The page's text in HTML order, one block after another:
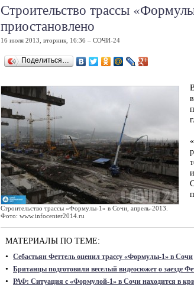
Строительство трассы
приостановлено
16 июля 2013, вторник, 16:36 – СОЧИ-24
Поделиться…
Строительство трассы «Формулы-1» в Сочи, апрель-2013.
Фото: www.infocenter2014.ru
МАТЕРИАЛЫ ПО ТЕМЕ:
• Себастьян Феттель оценил трассу «Формулы-1» в Сочи
• Британцы подготовили веселый видеосюжет о заезде
• РАФ: Ситуация с «Формулой-1» в Сочи находится в